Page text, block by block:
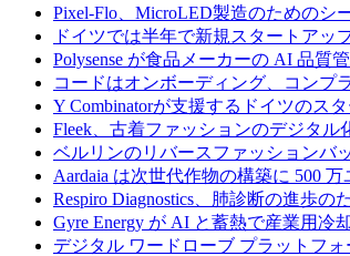
Pixel-Flo、MicroLED製造のためのシ
ドイツでは半年で新規スタートアッ
Polysense が食品メーカーの AI 品質
コードはオンボーディング、コンプ
Y Combinatorが支援するドイツのス
Fleek、古着ファッションのデジタル
ベルリンのリバースファッションバ
Aardaia は次世代作物の構築に 500
Respiro Diagnostics、肺診断の進歩の
Gyre Energy が AI と蓄熱で産業用冷
デジタル ワードローブ プラットフ